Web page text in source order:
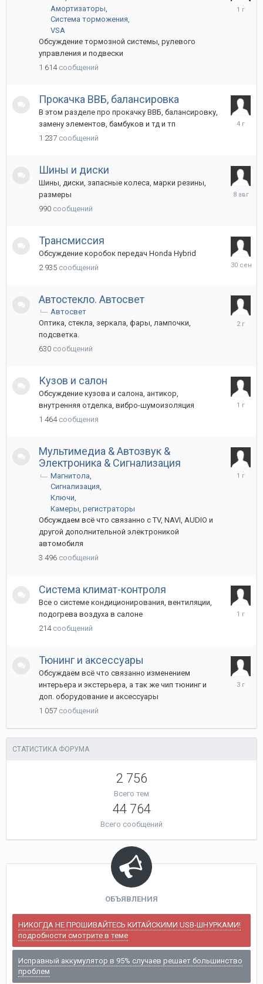
Амортизаторы
Система торможения
VSA
Обсуждение тормозной системы, рулевого
управления и подвески
1 614 сообщений
29
Прокачка ВВБ, балансировка
В этом разделе про прокачку ВВБ, балансировку,
замену элементов, бамбуков и тд и тп
1 237 сообщений
27
Шины и диски
Шины, диски, запасные колеса, марки резины,
размеры
990 сообщений
8
Трансмиссия
Обсуждение коробок передач Honda Hybrid
2 935 сообщений
30
Автостекло. Автосвет
Автосвет
Оптика, стекла, зеркала, фары, лампочки,
подсветка.
630 сообщений
Кузов и салон
Обсуждение кузова и салона, антикор,
внутренняя отделка, вибро-шумоизоляция
1 464 сообщения
Мультимедиа & Автозвук &
Электроника & Сигнализация
Магнитола
Сигнализация
Ключи
Камеры, регистраторы
Обсуждаем всё что связанно с TV, NAVI, AUDIO и
другой дополнительной электроникой
автомобиля
3 496 сообщений
23
Система климат-контроля
Все о системе кондиционирования, вентиляции,
подогрева воздуха в салоне
214 сообщений
17
Тюнинг и аксессуары
Обсуждаем всё что связанно изменением
интерьера и экстерьера, а так же чип тюнинг и
доп. оборудование и аксессуары
1 057 сообщений
18
СТАТИСТИКА ФОРУМА
2 756
Всего тем
44 764
Всего сообщений
ОБЪЯВЛЕНИЯ
НИКОГДА НЕ ПРОШИВАЙТЕСЬ КИТАЙСКИМИ USB-ШНУРКАМИ!
подробности смотрите в теме
Исправный аккумулятор в 95% случаев решает большинство
проблем